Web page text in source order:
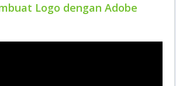
Logo dengan Adobe